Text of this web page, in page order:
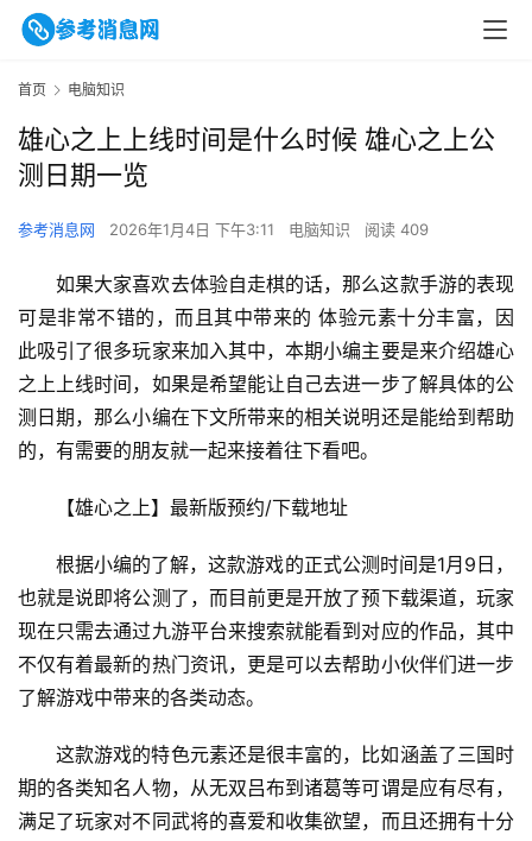
首页 电脑知识
雄心之上上线时间是什么时候 雄心之上公
测日期一览
参考消息网 2026年1月4日 下午3:11 电脑知识 阅读 409
如果大家喜欢去体验自走棋的话，那么这款手游的表现
可是非常不错的，而且其中带来的 体验元素十分丰富，因
此吸引了很多玩家来加入其中，本期小编主要是来介绍雄心
之上上线时间，如果是希望能让自己去进一步了解具体的公
测日期，那么小编在下文所带来的相关说明还是能给到帮助
的，有需要的朋友就一起来接着往下看吧。
【雄心之上】最新版预约/下载地址
根据小编的了解，这款游戏的正式公测时间是1月9日，
也就是说即将公测了，而目前更是开放了预下载渠道，玩家
现在只需去通过九游平台来搜索就能看到对应的作品，其中
不仅有着最新的热门资讯，更是可以去帮助小伙伴们进一步
了解游戏中带来的各类动态。
这款游戏的特色元素还是很丰富的，比如涵盖了三国时
期的各类知名人物，从无双吕布到诸葛等可谓是应有尽有，
满足了玩家对不同武将的喜爱和收集欲望，而且还拥有十分